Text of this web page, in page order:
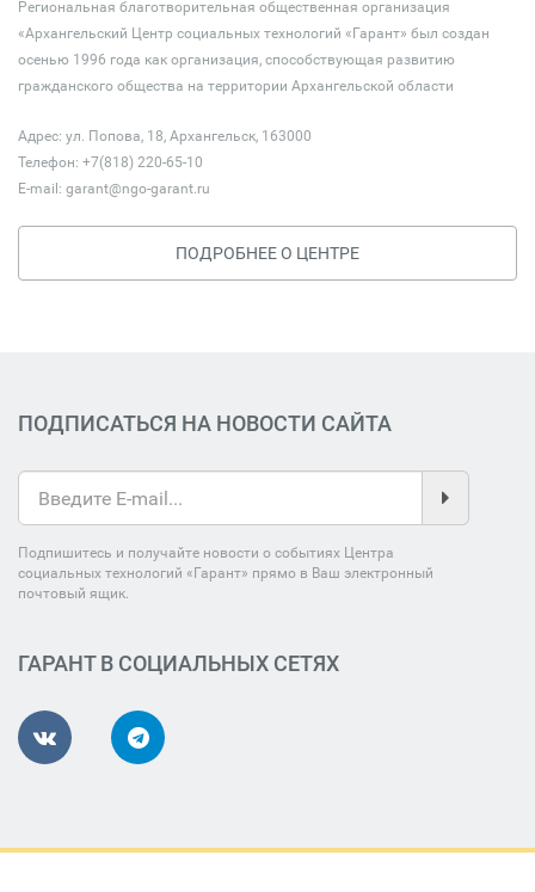
Региональная благотворительная общественная организация
«Архангельский Центр социальных технологий «Гарант» был создан
осенью 1996 года как организация, способствующая развитию
гражданского общества на территории Архангельской области
Адрес: ул. Попова, 18, Архангельск, 163000
Телефон: +7(818) 220-65-10
E-mail: garant@ngo-garant.ru
ПОДРОБНЕЕ О ЦЕНТРЕ
ПОДПИСАТЬСЯ НА НОВОСТИ САЙТА
Подпишитесь и получайте новости о событиях Центра
социальных технологий «Гарант» прямо в Ваш электронный
почтовый ящик.
ГАРАНТ В СОЦИАЛЬНЫХ СЕТЯХ